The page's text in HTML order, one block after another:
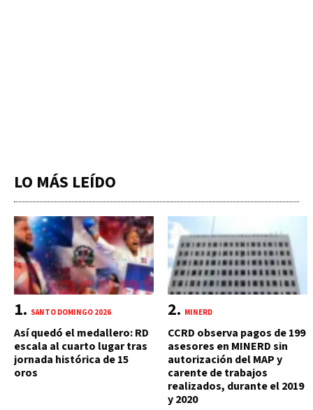
LO MÁS LEÍDO
SANTO DOMINGO 2026
Así quedó el medallero: RD
escala al cuarto lugar tras
jornada histórica de 15
oros
MINERD
CCRD observa pagos de 199
asesores en MINERD sin
autorización del MAP y
carente de trabajos
realizados, durante el 2019
y 2020